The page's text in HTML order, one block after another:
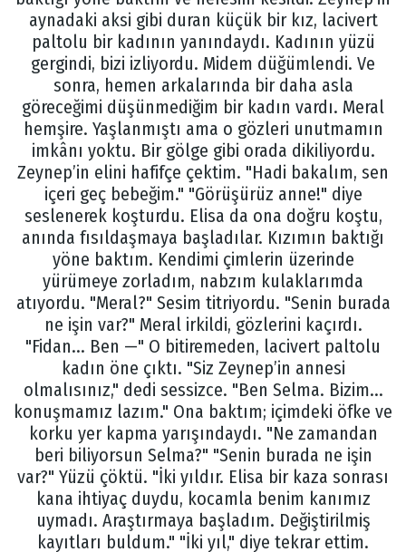
aynadaki aksi gibi duran küçük bir kız, lacivert
paltolu bir kadının yanındaydı. Kadının yüzü
gergindi, bizi izliyordu. Midem düğümlendi. Ve
sonra, hemen arkalarında bir daha asla
göreceğimi düşünmediğim bir kadın vardı. Meral
hemşire. Yaşlanmıştı ama o gözleri unutmamın
imkânı yoktu. Bir gölge gibi orada dikiliyordu.
Zeynep’in elini hafifçe çektim. "Hadi bakalım, sen
içeri geç bebeğim." "Görüşürüz anne!" diye
seslenerek koşturdu. Elisa da ona doğru koştu,
anında fısıldaşmaya başladılar. Kızımın baktığı
yöne baktım. Kendimi çimlerin üzerinde
yürümeye zorladım, nabzım kulaklarımda
atıyordu. "Meral?" Sesim titriyordu. "Senin burada
ne işin var?" Meral irkildi, gözlerini kaçırdı.
"Fidan... Ben —" O bitiremeden, lacivert paltolu
kadın öne çıktı. "Siz Zeynep’in annesi
olmalısınız," dedi sessizce. "Ben Selma. Bizim...
konuşmamız lazım." Ona baktım; içimdeki öfke ve
korku yer kapma yarışındaydı. "Ne zamandan
beri biliyorsun Selma?" "Senin burada ne işin
var?" Yüzü çöktü. "İki yıldır. Elisa bir kaza sonrası
kana ihtiyaç duydu, kocamla benim kanımız
uymadı. Araştırmaya başladım. Değiştirilmiş
kayıtları buldum." "İki yıl," diye tekrar ettim.